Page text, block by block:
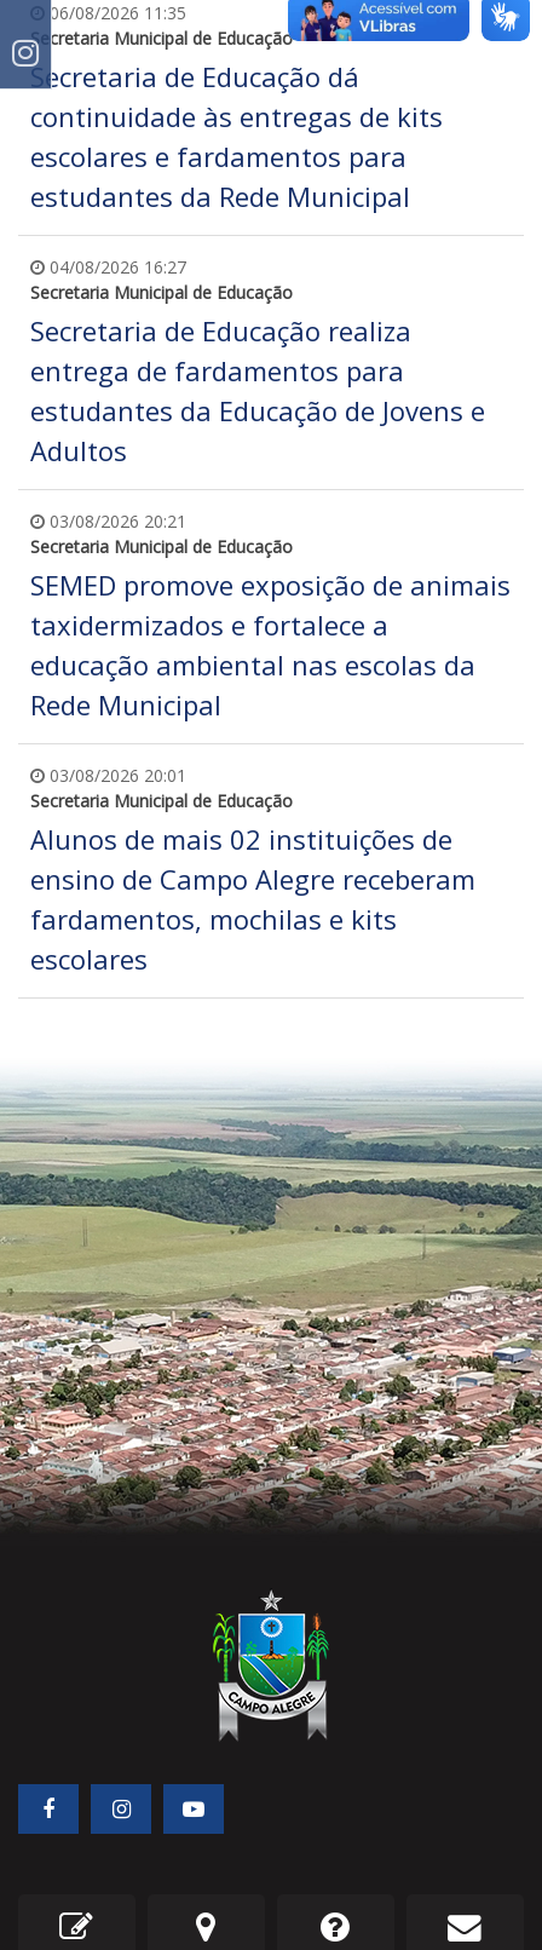
06/08/2026 11:35
Secretaria Municipal de Educação
Secretaria de Educação dá
continuidade às entregas de kits
escolares e fardamentos para
estudantes da Rede Municipal
04/08/2026 16:27
Secretaria Municipal de Educação
Secretaria de Educação realiza
entrega de fardamentos para
estudantes da Educação de Jovens e
Adultos
03/08/2026 20:21
Secretaria Municipal de Educação
SEMED promove exposição de animais
taxidermizados e fortalece a
educação ambiental nas escolas da
Rede Municipal
03/08/2026 20:01
Secretaria Municipal de Educação
Alunos de mais 02 instituições de
ensino de Campo Alegre receberam
fardamentos, mochilas e kits
escolares